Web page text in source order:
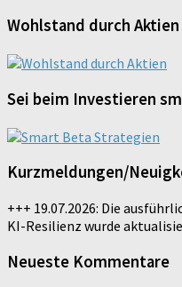
Wohlstand durch Aktien
Sei beim Investieren
Kurzmeldungen/
+++ 19.07.2026: Die
KI-Resilienz wurde
Neueste Kommentare